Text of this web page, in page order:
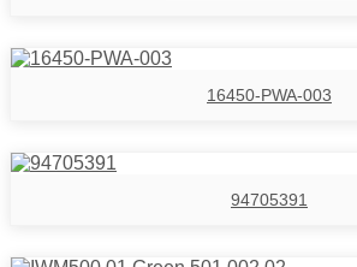
16450-PWA-003
94705391